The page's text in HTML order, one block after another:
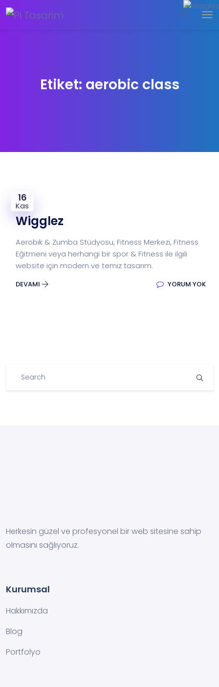
Etiket: aerobic class
16
Kas
Wigglez
Aerobik & Zumba Stüdyosu, Fitness Merkezi, Fitness
Eğitmeni veya herhangi bir spor & Fitness ile ilgili
website için modern ve temiz tasarım.
DEVAMI YORUM YOK
Herkesin güzel ve profesyonel bir web sitesine sahip
olmasını sağlıyoruz.
Kurumsal
Hakkımızda
Blog
Portfolyo